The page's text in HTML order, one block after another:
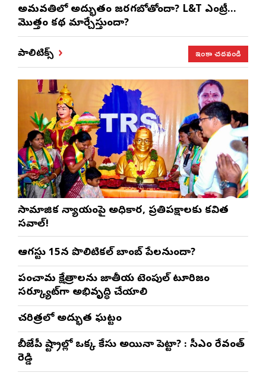
అమరావతిలో అద్భుతం జరగబోతోందా? L&T ఎంట్రీ…
మొత్తం కథ మార్చేస్తుందా?
పాలిటిక్స్ ఇంకా చదవండి
సామాజిక న్యాయంపై అధికార, ప్రతిపక్షాలకు కవిత
సవాల్!
ఆగస్టు 15న పొలిటికల్ బాంబ్ పేలనుందా?
పంచారామ క్షేత్రాలను జాతీయ టెంపుల్ టూరిజం
సర్క్యూట్‌గా అభివృద్ధి చేయాలి
చరిత్రలో అద్భుత ఘట్టం
బీజేపీ రాష్ట్రాల్లో ఒక్క కేసు అయినా పెట్టారా? : సీఎం రేవంత్
రెడ్డి